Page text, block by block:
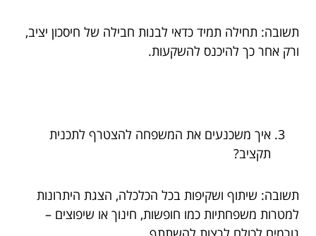
תשובה: תחילה תמיד כדאי לבנות חבילה של חיסכון יציב,
ורק אחר כך להיכנס להשקעות.
איך משכנעים את המשפחה להצטרף לתכנית
תקציב?
תשובה: שיתוף ושקיפות בכל הכלכלה, הצגת היתרונות
למטרות משפחתיות כמו חופשות, חינוך או שיפוצים –